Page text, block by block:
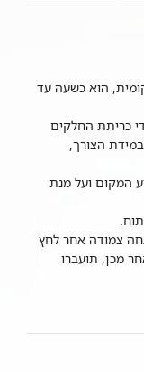
הוא כשעה עד
כריתת החלקים
הצורך,
המקום ועל מנת
צמודה אחר לחץ
מכן, תועברו